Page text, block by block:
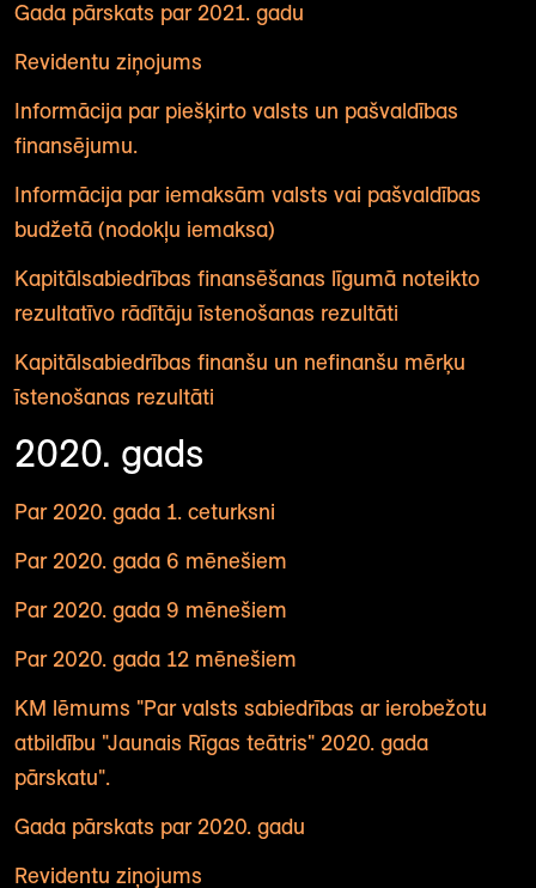
Gada pārskats par 2021. gadu
Revidentu ziņojums
Informācija par piešķirto valsts un pašvaldības
finansējumu.
Informācija par iemaksām valsts vai pašvaldības
budžetā (nodokļu iemaksa)
Kapitālsabiedrības finansēšanas līgumā noteikto
rezultatīvo rādītāju īstenošanas rezultāti
Kapitālsabiedrības finanšu un nefinanšu mērķu
īstenošanas rezultāti
2020. gads
Par 2020. gada 1. ceturksni
Par 2020. gada 6 mēnešiem
Par 2020. gada 9 mēnešiem
Par 2020. gada 12 mēnešiem
KM lēmums "Par valsts sabiedrības ar ierobežotu
atbildību "Jaunais Rīgas teātris" 2020. gada
pārskatu".
Gada pārskats par 2020. gadu
Revidentu ziņojums